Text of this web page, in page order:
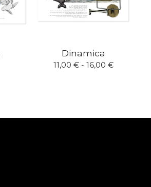
Dinamica
11,00 €- 16,00 €